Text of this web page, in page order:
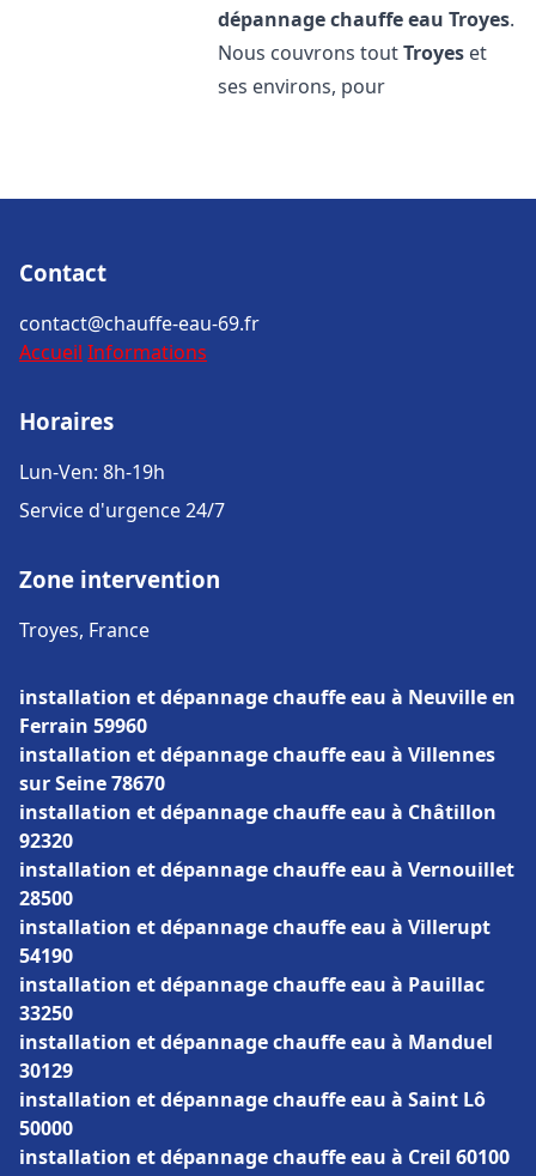
dépannage chauffe eau Troyes.
Nous couvrons toutTroyes et
ses environs, pour
Contact
contact@chauffe-eau-69.fr
Accueil Informations
Horaires
Lun-Ven: 8h-19h
Service d'urgence 24/7
Zone intervention
Troyes, France
installation et dépannage chauffe eau à Neuville en
Ferrain 59960
installation et dépannage chauffe eau à Villennes
sur Seine 78670
installation et dépannage chauffe eau à Châtillon
92320
installation et dépannage chauffe eau à Vernouillet
28500
installation et dépannage chauffe eau à Villerupt
54190
installation et dépannage chauffe eau à Pauillac
33250
installation et dépannage chauffe eau à Manduel
30129
installation et dépannage chauffe eau à Saint Lô
50000
installation et dépannage chauffe eau à Creil 60100